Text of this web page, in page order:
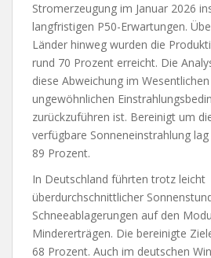
Stromerzeugung im Januar 2026
langfristigen P50-Erwartungen.
Länder hinweg wurden die
rund 70 Prozent erreicht. Die
diese Abweichung im
ungewöhnlichen
zurückzuführen ist. Bereinigt um
verfügbare Sonneneinstrahlung
89 Prozent.
In Deutschland führten trotz leicht
überdurchschnittlicher
Schneeablagerungen auf den
Mindererträgen. Die bereinigte
68 Prozent. Auch im deutschen